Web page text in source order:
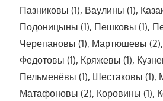
Пазниковы (1), Ваулины (1),
Подоницыны (1), Пешковы (1),
Черепановы (1), Мартюшевы (2),
Федотовы (1), Кряжевы (1),
Пельменёвы (1), Шестаковы (1),
Матафоновы (2), Коровины (1),